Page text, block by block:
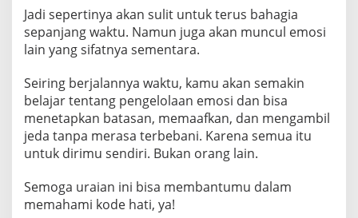
s
a
k
a
n
Jadi sepertinya akan sulit untuk terus bahagia
sepanjang waktu. Namun juga akan muncul emosi
lain yang sifatnya sementara.
Seiring berjalannya waktu, kamu akan semakin
belajar tentang pengelolaan emosi dan bisa
menetapkan batasan, memaafkan, dan mengambil
jeda tanpa merasa terbebani. Karena semua itu
untuk dirimu sendiri. Bukan orang lain.
Semoga uraian ini bisa membantumu dalam
memahami kode hati, ya!